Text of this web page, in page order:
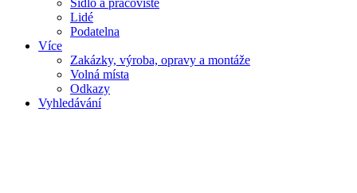
Lidé
Podatelna
Více
Zakázky, výroba, opravy a montáže
Volná místa
Odkazy
Vyhledávání